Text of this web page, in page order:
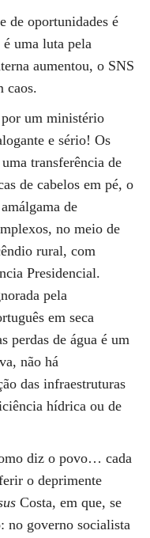
de oportunidades é
é uma luta pela
aumentou, o SNS
caos.
por um ministério
e sério! Os
transferência de
de cabelos em pé, o
de
no meio de
rural, com
Presidencial.
pela
em seca
perdas de água é um
não há
das infraestruturas
hídrica ou de
diz o povo… cada
o deprimente
Costa, em que, se
no governo socialista